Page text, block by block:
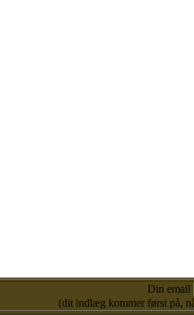
Din email
(dit indlæg kommer først på,